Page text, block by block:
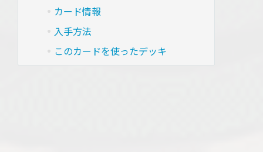
カード情報
入手方法
このカードを使ったデッキ